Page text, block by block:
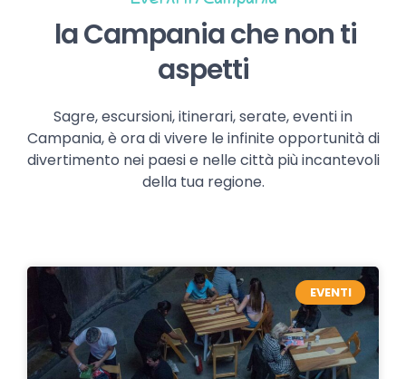
la Campania che non ti
aspetti
Sagre, escursioni, itinerari, serate, eventi in
Campania, è ora di vivere le infinite opportunità di
divertimento nei paesi e nelle città più incantevoli
della tua regione.
EVENTI